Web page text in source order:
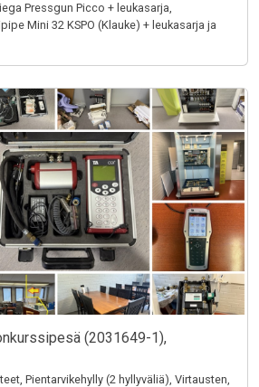
Pressgun Picco + leukasarja,
Mini 32 KSPO (Klauke) + leukasarja ja
(2031649-1),
Pientarvikehylly (2 hyllyväliä), Virtausten,